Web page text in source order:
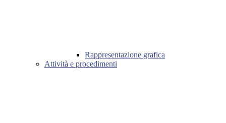
Rappresentazione grafica
Attività e procedimenti